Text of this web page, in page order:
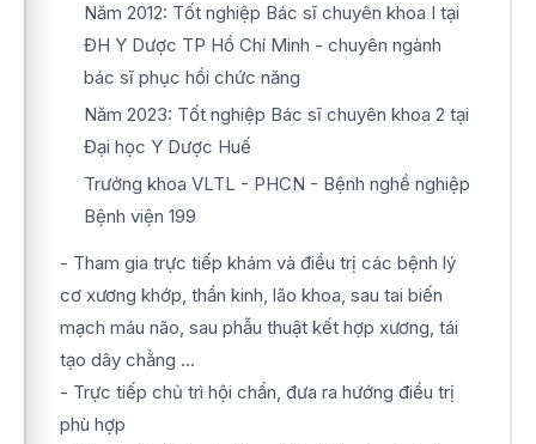
Năm 2012: Tốt nghiệp Bác sĩ chuyên khoa I tại
ĐH Y Dược TP Hồ Chí Minh - chuyên ngành
bác sĩ phục hồi chức năng
Năm 2023: Tốt nghiệp Bác sĩ chuyên khoa 2 tại
Đại học Y Dược Huế
Trưởng khoa VLTL - PHCN - Bệnh nghề nghiệp
Bệnh viện 199
- Tham gia trực tiếp khám và điều trị các bệnh lý
cơ xương khớp, thần kinh, lão khoa, sau tai biến
mạch máu não, sau phẫu thuật kết hợp xương, tái
tạo dây chằng ...
- Trực tiếp chủ trì hội chẩn, đưa ra hướng điều trị
phù hợp